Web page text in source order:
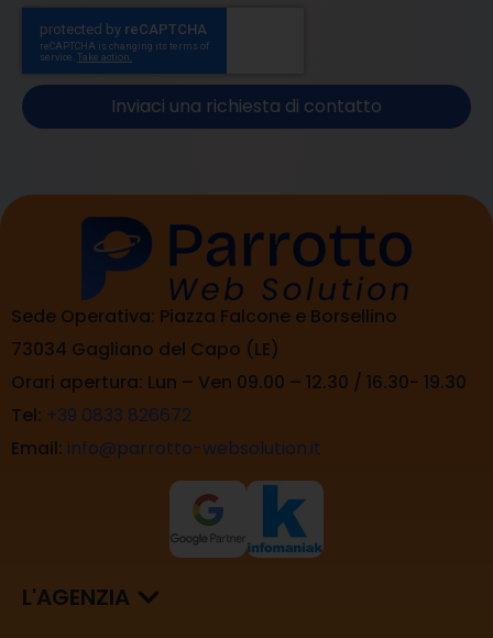
Inviaci una richiesta di contatto
Sede Operativa: Piazza Falcone e Borsellino
73034 Gagliano del Capo (LE)
Orari apertura: Lun – Ven 09.00 – 12.30 / 16.30- 19.30
Tel: +39 0833 826672
Email: info@parrotto-websolution.it
L'AGENZIA